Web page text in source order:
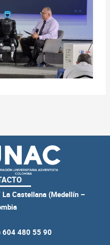
Castellana (Medellín –
604 480 55 90